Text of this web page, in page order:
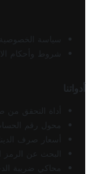
سياسة الخصوصية
شروط وأحكام
أدواتنا
أداة التحقق من
محول رقم
أسعار صرف
البحث عن الرمز
محاكي ضريبة